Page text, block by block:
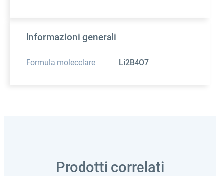
Informazioni generali
Formula molecolare Li2B4O7
Prodotti correlati